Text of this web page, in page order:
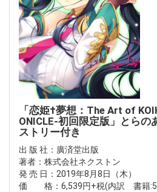
「恋姫†夢想：The Art of
ONICLE-初回限定版」とらの
ストリー付き
出 版 社：廣済堂出版
著者：株式会社ネクストン
発 売 日：2019年8月8日（木）
価 格：6,539円+税(内訳 書籍